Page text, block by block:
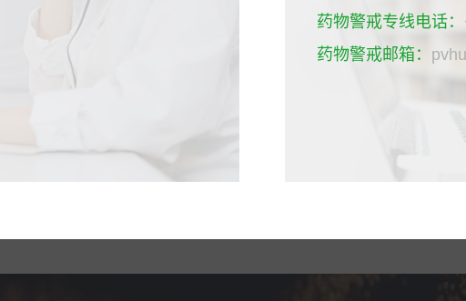
药物警戒专线电话：
药物警戒邮箱：